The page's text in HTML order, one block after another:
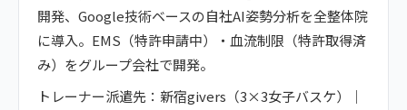
開発、Google技術ベースの自社AI姿勢分析を全整体院
に導入。EMS（特許申請中）・血流制限（特許取得済
み）をグループ会社で開発。
トレーナー派遣先：新宿givers（3×3女子バスケ）｜